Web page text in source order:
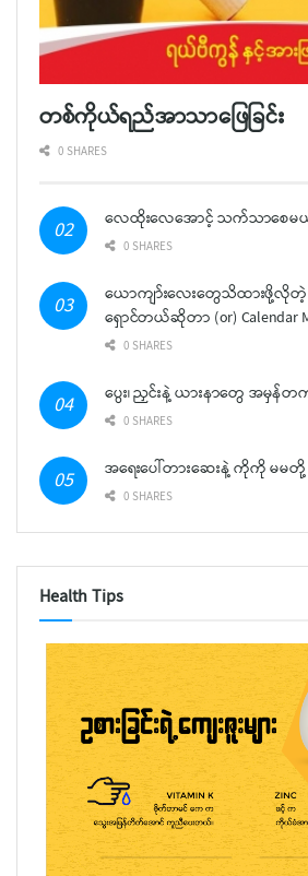
တစ်ကိုယ်ရည်အာသာဖြေခြင်း
0 SHARES
လေထိုးလေအောင့် သက်သာစေမယ့်
0 SHARES
ယောကျာ်းလေးတွေသိထားဖို့လို
ရှောင်တယ်ဆိုတာ (or) Calendar
0 SHARES
ပွေး၊ ညှင်းနဲ့ ယားနာတွေ အမှန်
0 SHARES
အရေးပေါ်တားဆေးနဲ့ ကိုကို မမတို့
0 SHARES
Health Tips